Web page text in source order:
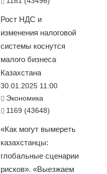
Рост НДС и
изменения налоговой
системы коснутся
малого бизнеса
Казахстана
30.01.2025 11:00
Экономика
1169 (43648)
«Как могут вымереть
казахстанцы:
глобальные сценарии
рисков». «Выезжаем